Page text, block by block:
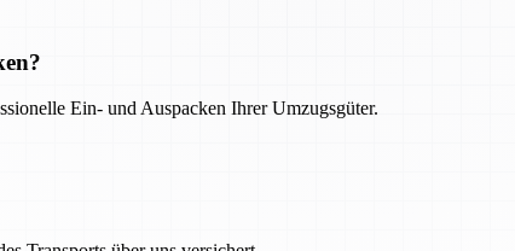
Ein- und Auspacken Ihrer Umzugsgüter.